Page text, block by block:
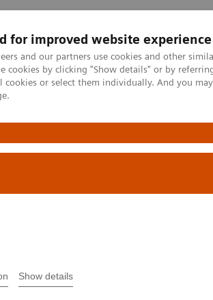
for improved website experience
and our partners use cookies and other
cookies by clicking "Show details" or by
cookies or select them individually. And you
Show details
Especialidades Clínicas e
Brasil
informa que produtos